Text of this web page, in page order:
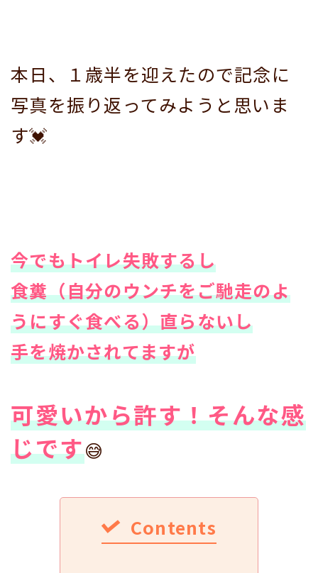
本日、１歳半を迎えたので記念に
写真を振り返ってみようと思いま
す💓
今でもトイレ失敗するし
食糞（自分のウンチをご馳走のよ
うにすぐ食べる）直らないし
手を焼かされてますが
可愛いから許す！そんな感
じです😅
Contents